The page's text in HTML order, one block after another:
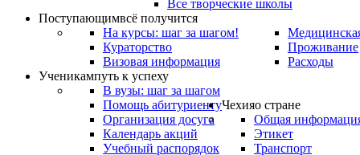
Все творческие школы
Поступающимвсё получится
На курсы: шаг за шагом!
Кураторство
Визовая информация
Проживание
Расходы
Ученикампуть к успеху
В вузы: шаг за шагом
Помощь абитуриенту
Организация досуга
Календарь акций
Учебный распорядок
Чехияо стране
Общая
Этикет
Транспорт